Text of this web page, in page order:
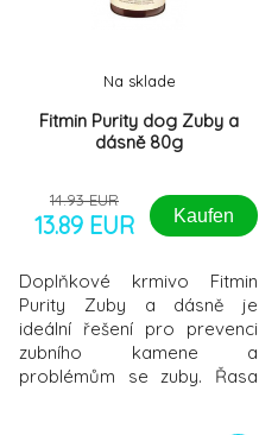
Fitmin Purity dog Zuby a
dásně 80g
Na sklade
14.93 EUR
13.89 EUR Kaufen
Doplňkové krmivo Fitmin
Purity Zuby a dásně je
ideální řešení pro prevenci
zubního kamene a
problémům se zuby. Řasa